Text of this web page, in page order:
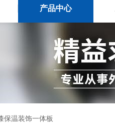
产品中心
保温装饰一体板